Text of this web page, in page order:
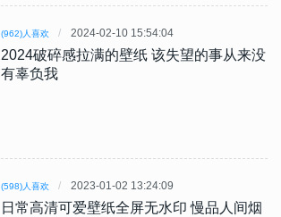
(962)人喜欢 2024-02-10 15:54:04
2024破碎感拉满的壁纸 该失望的事从来没
有辜负我
(598)人喜欢 2023-01-02 13:24:09
日常高清可爱壁纸全屏无水印 慢品人间烟